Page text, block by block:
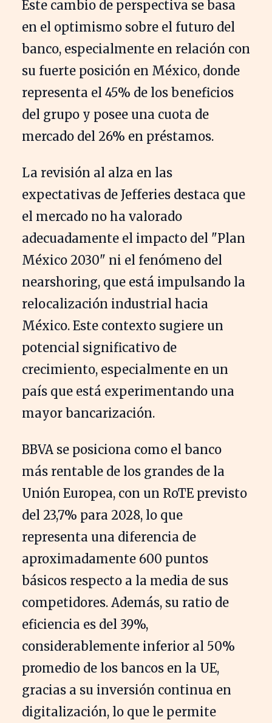
Este cambio de perspectiva se basa
en el optimismo sobre el futuro del
banco, especialmente en relación con
su fuerte posición en México, donde
representa el 45% de los beneficios
del grupo y posee una cuota de
mercado del 26% en préstamos.
La revisión al alza en las
expectativas de Jefferies destaca que
el mercado no ha valorado
adecuadamente el impacto del "Plan
México 2030" ni el fenómeno del
nearshoring, que está impulsando la
relocalización industrial hacia
México. Este contexto sugiere un
potencial significativo de
crecimiento, especialmente en un
país que está experimentando una
mayor bancarización.
BBVA se posiciona como el banco
más rentable de los grandes de la
Unión Europea, con un RoTE previsto
del 23,7% para 2028, lo que
representa una diferencia de
aproximadamente 600 puntos
básicos respecto a la media de sus
competidores. Además, su ratio de
eficiencia es del 39%,
considerablemente inferior al 50%
promedio de los bancos en la UE,
gracias a su inversión continua en
digitalización, lo que le permite